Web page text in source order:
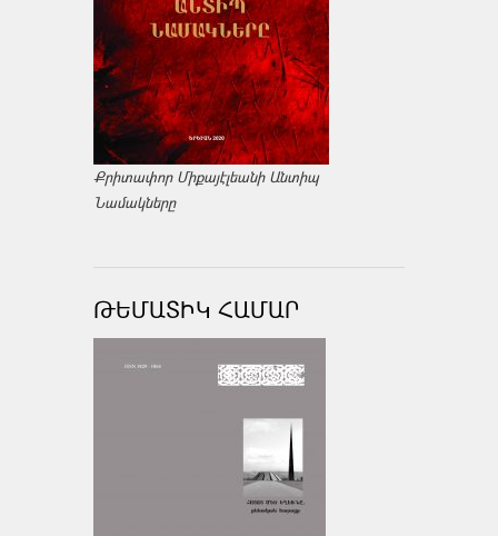
Քրիտափոր Միքայէլեանի Անտիպ
Նամակները
ԹԵՄԱՏԻԿ ՀԱՄԱՐ